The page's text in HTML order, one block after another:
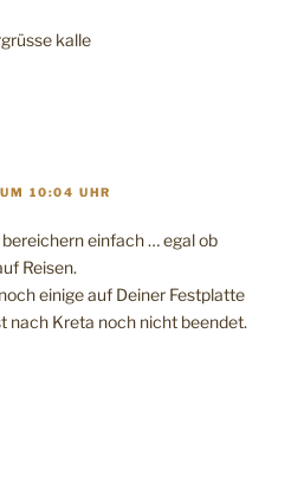
kalle
10:04 UHR
bereichern einfach … egal ob
Reisen.
einige auf Deiner Festplatte
nach Kreta noch nicht beendet.